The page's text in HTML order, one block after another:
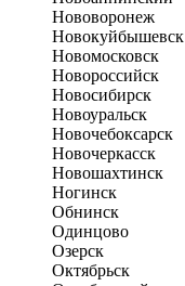
Нововоронеж
Новокуйбышевск
Новомосковск
Новороссийск
Новосибирск
Новоуральск
Новочебоксарск
Новочеркасск
Новошахтинск
Ногинск
Обнинск
Одинцово
Озерск
Октябрьск